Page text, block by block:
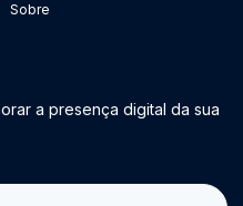
Sobre
a presença digital da sua